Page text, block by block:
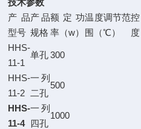
技术参数
产品
型号
产品
规格
额定功
率（w）
温度调节范
围（℃）
HHS-
11-1
单孔 300
HHS-
11-2
一列
二孔
500
HHS-
11-4
一列
四孔
1000